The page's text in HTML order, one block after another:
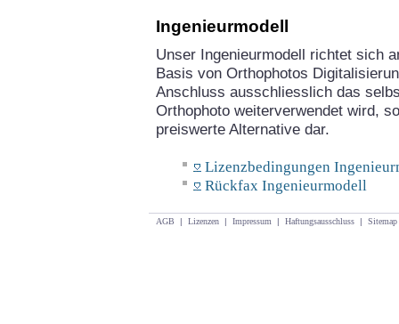
Ingenieurmodell
Unser Ingenieurmodell richtet sich
Basis von Orthophotos
Anschluss ausschliesslich das
Orthophoto weiterverwendet wird,
preiswerte Alternative dar.
Lizenzbedingungen
Rückfax Ingenieurmodell
AGB | Lizenzen | Impressum | Haftungsausschluss | Sitemap